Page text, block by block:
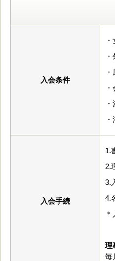
入会条件
入会手続
1.
2.
3.
4.
理
毎